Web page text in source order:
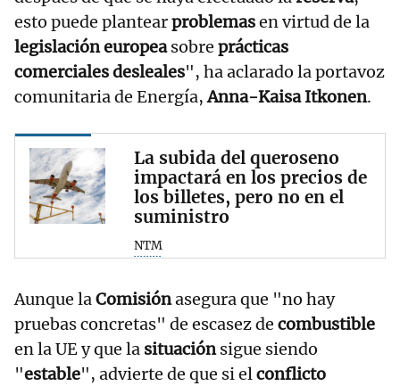
esto puede plantearproblemasen virtud de la
legislación europeasobre prácticas
comerciales desleales", ha aclarado la portavoz
comunitaria de Energía,Anna-Kaisa Itkonen.
La subida del queroseno
impactará en los precios de
los billetes, pero no en el
suministro
NTM
Aunque laComisiónasegura que "no hay
pruebas concretas" de escasez de combustible
en la UE y que la situaciónsigue siendo
"estable", advierte de que si elconflicto